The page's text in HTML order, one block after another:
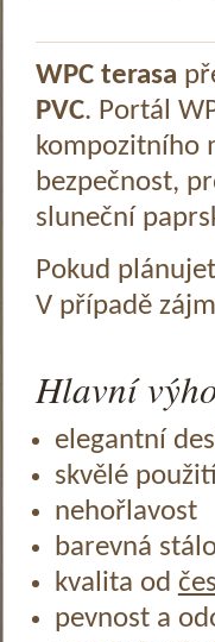
WPC terasa
PVC. Portál
kompozitního
bezpečnost,
sluneční
Pokud
V případě
Hlavní
elegantní
skvělé
nehořlavost
barevná
kvalita od
pevnost a